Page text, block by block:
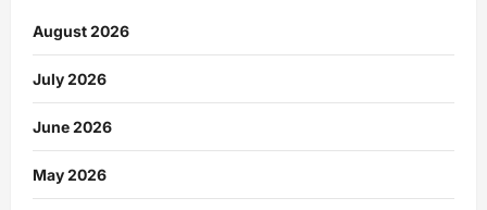
August 2026
July 2026
June 2026
May 2026